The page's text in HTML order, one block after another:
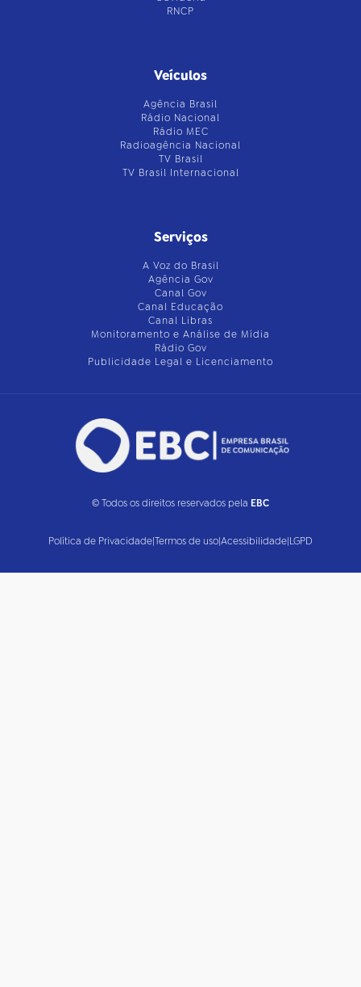
RNCP
Veículos
Agência Brasil
Rádio Nacional
Rádio MEC
Radioagência Nacional
TV Brasil
TV Brasil Internacional
Serviços
A Voz do Brasil
Agência Gov
Canal Gov
Canal Educação
Canal Libras
Monitoramento e Análise de Mídia
Rádio Gov
Publicidade Legal e Licenciamento
© Todos os direitos reservados pela EBC
Política de Privacidade|Termos de uso|Acessibilidade|LGPD